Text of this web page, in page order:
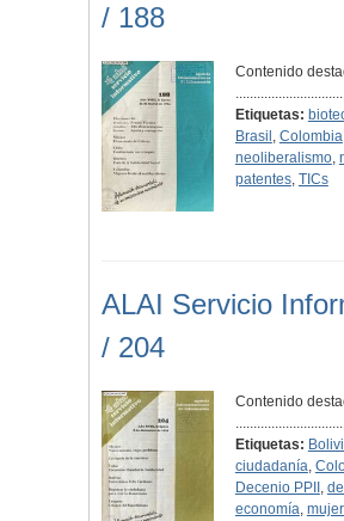
/ 188
Contenido
Etiquetas:
Brasil , Colombia
neoliberalismo,
patentes, TICs
ALAI Servicio
/ 204
Contenido
Etiquetas:
ciudadanía,
Decenio PPII ,
economía,